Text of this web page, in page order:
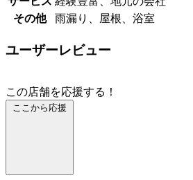
その他
雨漏り、屋根、浴室
ユーザーレビュー
この店舗を応援する！
ここから応援